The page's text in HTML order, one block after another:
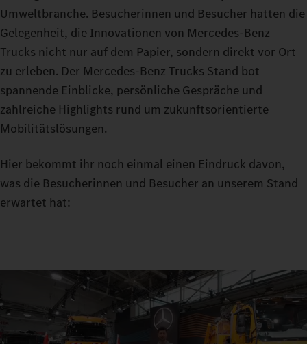
Umweltbranche. Besucherinnen und Besucher hatten die
Gelegenheit, die Innovationen von Mercedes-Benz
Trucks nicht nur auf dem Papier, sondern direkt vor Ort
zu erleben. Der Mercedes-Benz Trucks Stand bot
spannende Einblicke, persönliche Gespräche und
zahlreiche Highlights rund um zukunftsorientierte
Mobilitätslösungen.
Hier bekommt ihr noch einmal einen Eindruck davon,
was die Besucherinnen und Besucher an unserem Stand
erwartet hat: